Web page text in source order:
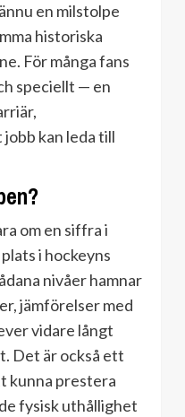
en milstolpe
historiska
För många fans
speciellt — en
kan leda till
om en siffra i
i hockeyns
nivåer hamnar
jämförelser med
vidare långt
Det är också ett
kunna prestera
fysisk uthållighet